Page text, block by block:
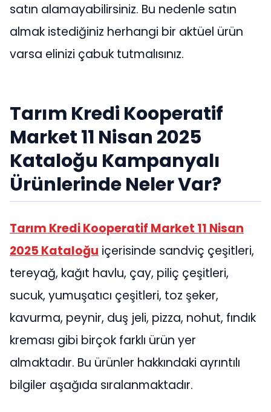
satın alamayabilirsiniz. Bu nedenle satın
almak istediğiniz herhangi bir aktüel ürün
varsa elinizi çabuk tutmalısınız.
Tarım Kredi Kooperatif
Market 11 Nisan 2025
Kataloğu Kampanyalı
Ürünlerinde Neler Var?
Tarım Kredi Kooperatif Market 11 Nisan
2025 Kataloğu içerisinde sandviç çeşitleri,
tereyağ, kağıt havlu, çay, piliç çeşitleri,
sucuk, yumuşatıcı çeşitleri, toz şeker,
kavurma, peynir, duş jeli, pizza, nohut, fındık
kreması gibi birçok farklı ürün yer
almaktadır. Bu ürünler hakkındaki ayrıntılı
bilgiler aşağıda sıralanmaktadır.